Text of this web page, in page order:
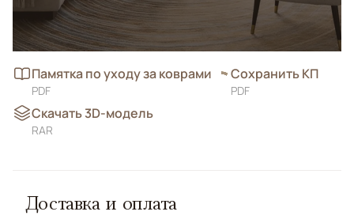
Памятка по уходу за коврами
PDF
Сохранить КП
PDF
Скачать 3D-модель
RAR
Доставка и оплата